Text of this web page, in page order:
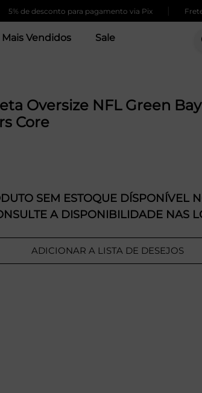
de desconto para pagamento via Pix | Frete
Mais Vendidos Sale
Oversize NFL Green Bay
Core
SEM ESTOQUE DÍSPONÍVEL
A DISPONIBILIDADE NAS
ADICIONAR A LISTA DE DESEJOS